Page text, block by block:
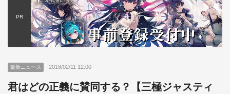
PR
最新ニュース 2018/02/11 12:00
君はどの正義に賛同する？【三極ジャスティ